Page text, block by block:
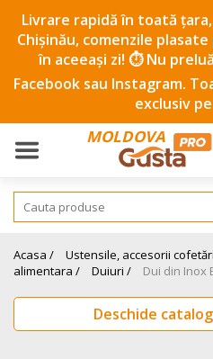
Livrare rapidă în toată
Chișinău, comenzile
în aceeași zi! ⏱️ Nu
Facebook sau Instagram.
exclusiv
MOLDOVA
Acasa / Ustensile, accesorii
alimentara /
Duiuri / Dui din Inox
Deschide